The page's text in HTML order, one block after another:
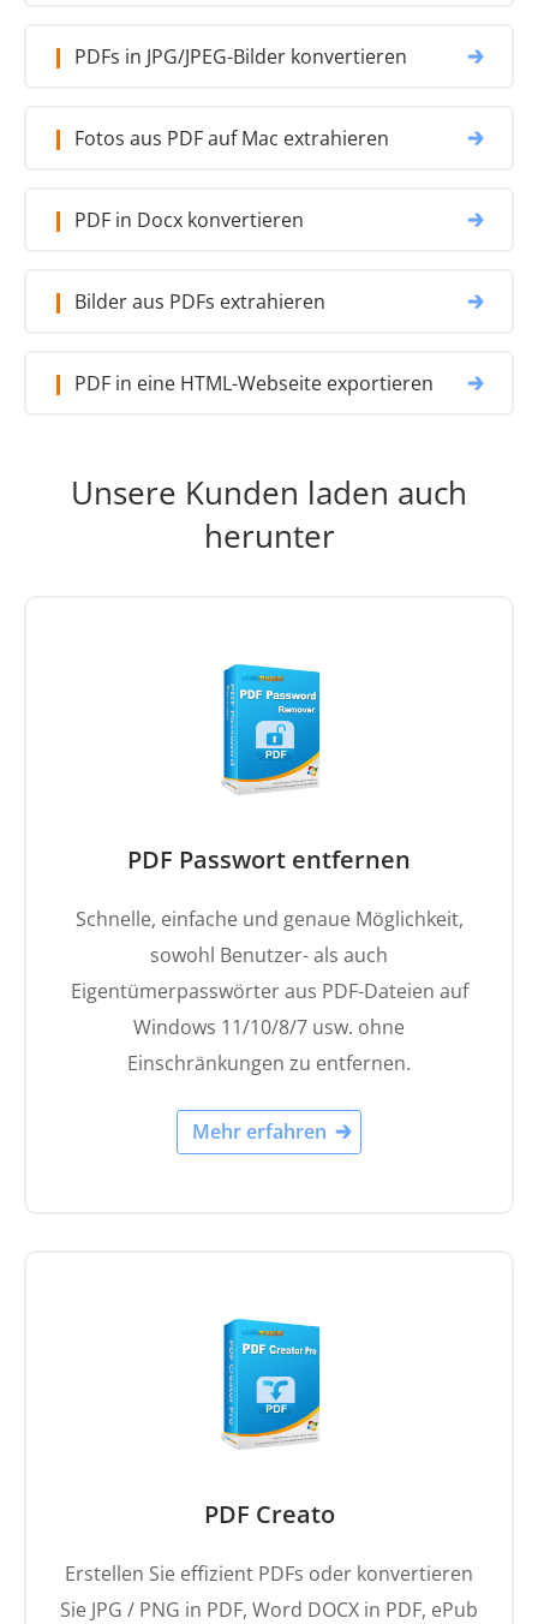
PDFs in JPG/JPEG-Bilder konvertieren
Fotos aus PDF auf Mac extrahieren
PDF in Docx konvertieren
Bilder aus PDFs extrahieren
PDF in eine HTML-Webseite exportieren
Unsere Kunden laden auch
herunter
PDF Passwort entfernen
Schnelle, einfache und genaue Möglichkeit,
sowohl Benutzer- als auch
Eigentümerpasswörter aus PDF-Dateien auf
Windows 11/10/8/7 usw. ohne
Einschränkungen zu entfernen.
Mehr erfahren
PDF Creato
Erstellen Sie effizient PDFs oder konvertieren
Sie JPG / PNG in PDF, Word DOCX in PDF, ePub